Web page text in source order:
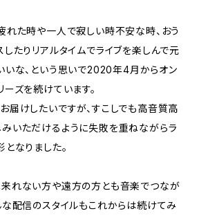
れた時や一人で寂しい時不安な時、おう
したりリアルタイムでライブを楽しんで元
いな、という思いで2020年4月からオン
ズを続けています。
届けしたいですが、すこしでも高音質高
いただけるように失敗を重ねながらラ
なりました。
れない方や遠方の方とも音楽でつなが
な配信のスタイルもこれからは続けてみ